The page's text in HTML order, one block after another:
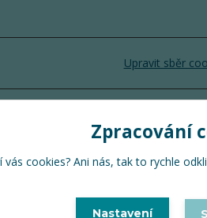
Upravit sběr
TuTu 2024 © Všechna
Zpracování
vás cookies? Ani nás, tak to rychle
Nastavení